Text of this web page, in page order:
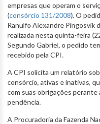
empresas que operam o
(consórcio 131/2008). O
Ranulfo Alexandre Pingosvik
realizada nesta quinta-feira
Segundo Gabriel, o pedido
recebido pela CPI.
A CPI solicita um relatório
consórcio, ativas e inativas,
com suas obrigações perante
pendência.
A Procuradoria da Fazenda